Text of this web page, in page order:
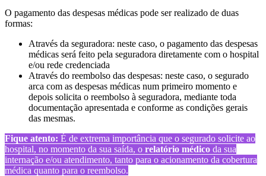
O pagamento das despesas médicas pode ser realizado de duas
formas:
Através da seguradora: neste caso, o pagamento das despesas
médicas será feito pela seguradora diretamente com o hospital
e/ou rede credenciada
Através do reembolso das despesas: neste caso, o segurado
arca com as despesas médicas num primeiro momento e
depois solicita o reembolso à seguradora, mediante toda
documentação apresentada e conforme as condições gerais
das mesmas.
Fique atento: É de extrema importância que o segurado solicite ao
hospital, no momento da sua saída, o relatório médico da sua
internação e/ou atendimento, tanto para o acionamento da cobertura
médica quanto para o reembolso.